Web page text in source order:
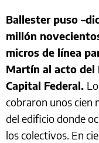
Ballester puso
millón
micros de línea
Martín al acto del
Capital Federal.
cobraron unos cien
del edificio donde
los colectivos. En